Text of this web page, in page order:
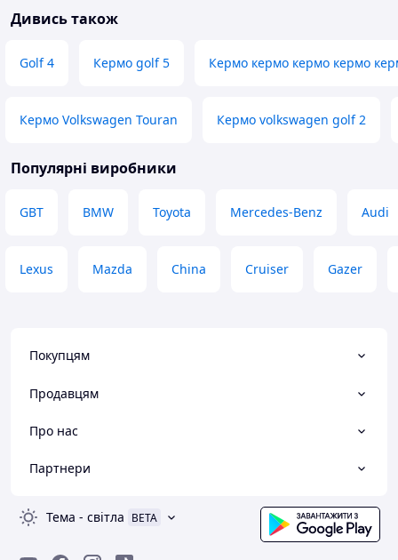
Дивись також
Golf 4 Кермо golf 5 Кермо кермо кермо кермо
Кермо Volkswagen Touran Кермо volkswagen golf 2
Популярні виробники
GBT BMW Toyota Mercedes-Benz Audi
Lexus Mazda China Cruiser Gazer
Покупцям
Продавцям
Про нас
Партнери
Тема - світла BETA